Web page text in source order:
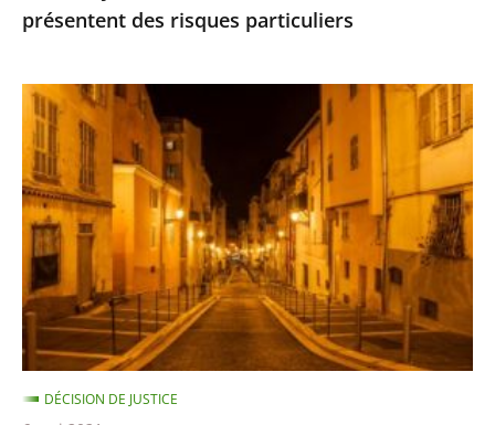
particuliers
présentent des risques particuliers
Les
restrictions
de
déplacement
ne
sont
pas
suspendues
pour
les
personnes
DÉCISION DE JUSTICE